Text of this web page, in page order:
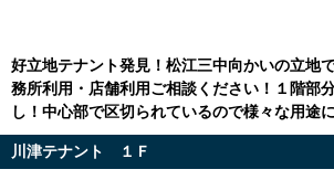
好立地テナント発見！松江三中向かいの立地
務所利用・店舗利用ご相談ください！１階部
し！中心部で区切られているので様々な用途
川津テナント １Ｆ